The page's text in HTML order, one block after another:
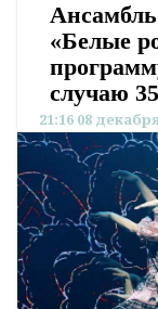
«Белые
случаю
21:16 08